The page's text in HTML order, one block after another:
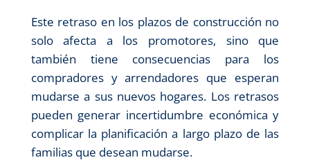
Este retraso en los plazos de construcción no
solo afecta a los promotores, sino que
también tiene consecuencias para los
compradores y arrendadores que esperan
mudarse a sus nuevos hogares. Los retrasos
pueden generar incertidumbre económica y
complicar la planificación a largo plazo de las
familias que desean mudarse.